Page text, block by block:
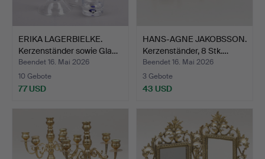
ERIKA LAGERBIELKE.
Kerzenständer sowie Gla…
Beendet 16. Mai 2026
10 Gebote
77 USD
HANS-AGNE JAKOBSSON.
Kerzenständer, 8 Stk.…
Beendet 16. Mai 2026
3 Gebote
43 USD